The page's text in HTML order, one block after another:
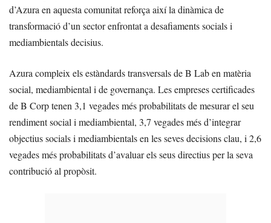
d’Azura en aquesta comunitat reforça així la dinàmica de
transformació d’un sector enfrontat a desafiaments socials i
mediambientals decisius.
Azura compleix els estàndards transversals de B Lab en matèria
social, mediambiental i de governança. Les empreses certificades
de B Corp tenen 3,1 vegades més probabilitats de mesurar el seu
rendiment social i mediambiental, 3,7 vegades més d’integrar
objectius socials i mediambientals en les seves decisions clau, i 2,6
vegades més probabilitats d’avaluar els seus directius per la seva
contribució al propòsit.